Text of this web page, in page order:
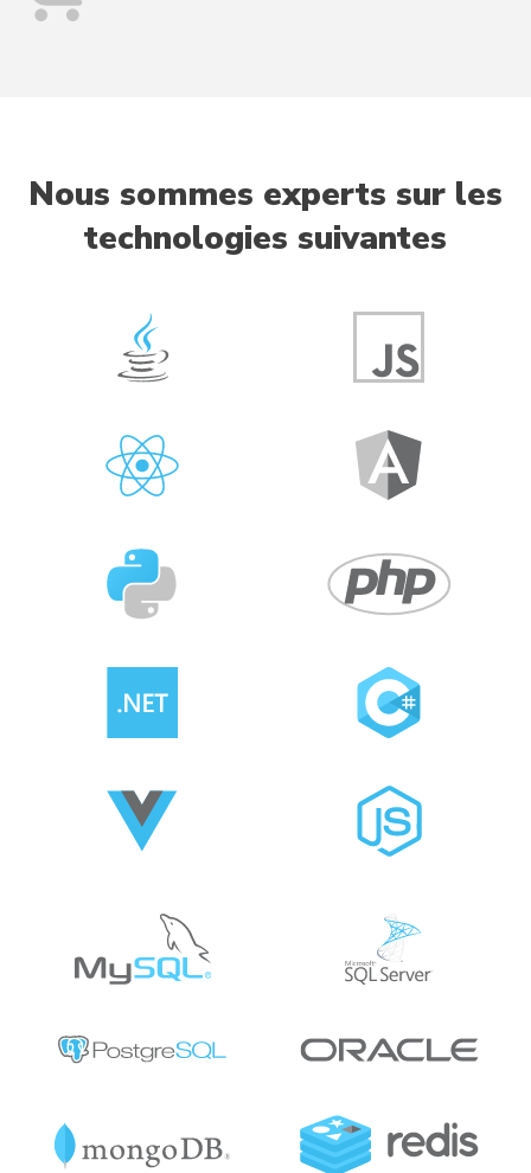
Nous sommes experts sur les
technologies suivantes